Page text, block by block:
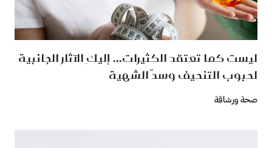
ليست كما تعتقد الكثيرات... إليكِ الآثار الجانبية
لحبوب التنحيف وسدّ الشهية
صحة ورشاقة